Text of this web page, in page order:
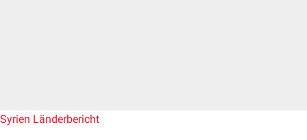
Syrien Länderbericht